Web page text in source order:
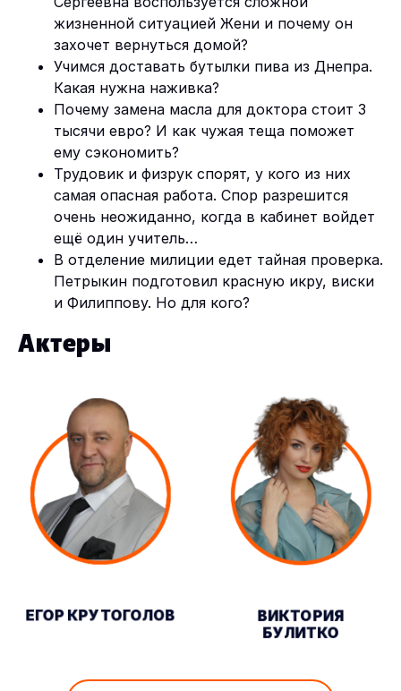
жизненной ситуацией Жени и почему он
захочет вернуться домой?
Учимся доставать бутылки пива из Днепра.
Какая нужна наживка?
Почему замена масла для доктора стоит 3
тысячи евро? И как чужая теща поможет
ему сэкономить?
Трудовик и физрук спорят, у кого из них
самая опасная работа. Спор разрешится
очень неожиданно, когда в кабинет войдет
ещё один учитель…
В отделение милиции едет тайная проверка.
Петрыкин подготовил красную икру, виски
и Филиппову. Но для кого?
Актеры
ЕГОР КРУТОГОЛОВ
ВИКТОРИЯ
БУЛИТКО